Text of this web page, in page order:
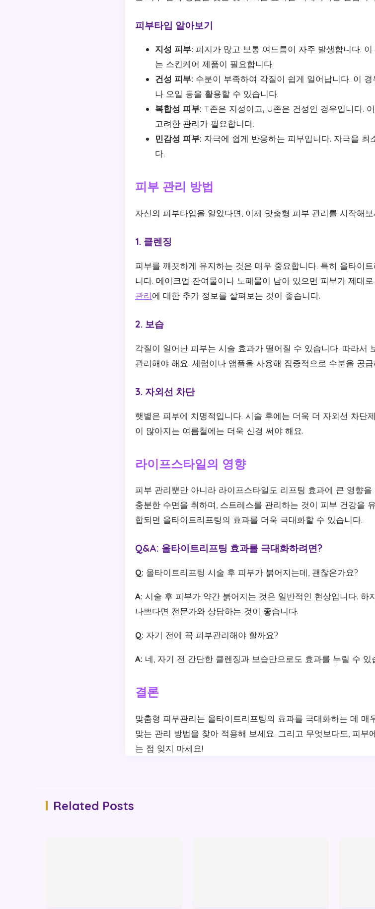
피부타입 알아보기
지성 피부: 피지가 많고 보통 여드름이 자주 발생합니다.
는 스킨케어 제품이 필요합니다.
건성 피부: 수분이 부족하여 각질이 쉽게 일어납니다. 이
나 오일 등을 활용할 수 있습니다.
복합성 피부: T존은 지성이고, U존은 건성인 경우입니다.
고려한 관리가 필요합니다.
민감성 피부: 자극에 쉽게 반응하는 피부입니다. 자극을
다.
피부 관리 방법
자신의 피부타입을 알았다면, 이제 맞춤형 피부 관리를 시작해
1. 클렌징
피부를 깨끗하게 유지하는 것은 매우 중요합니다. 특히 올타이
니다. 메이크업 잔여물이나 노폐물이 남아 있으면 피부가 제대
관리에 대한 추가 정보를 살펴보는 것이 좋습니다.
2. 보습
각질이 일어난 피부는 시술 효과가 떨어질 수 있습니다. 따라서
관리해야 해요. 세럼이나 앰플을 사용해 집중적으로 수분을 공
3. 자외선 차단
햇볕은 피부에 치명적입니다. 시술 후에는 더욱 더 자외선 차단
이 많아지는 여름철에는 더욱 신경 써야 해요.
라이프스타일의 영향
피부 관리뿐만 아니라 라이프스타일도 리프팅 효과에 큰 영향
충분한 수면을 취하며, 스트레스를 관리하는 것이 피부 건강을
합되면 올타이트리프팅의 효과를 더욱 극대화할 수 있습니다.
Q&A: 올타이트리프팅 효과를 극대화하려면?
Q: 올타이트리프팅 시술 후 피부가 붉어지는데, 괜찮은가요?
A: 시술 후 피부가 약간 붉어지는 것은 일반적인 현상입니다. 하
나쁘다면 전문가와 상담하는 것이 좋습니다.
Q: 자기 전에 꼭 피부관리해야 할까요?
A: 네, 자기 전 간단한 클렌징과 보습만으로도 효과를 누릴 수
결론
맞춤형 피부관리는 올타이트리프팅의 효과를 극대화하는 데 매
맞는 관리 방법을 찾아 적용해 보세요. 그리고 무엇보다도, 피
는 점 잊지 마세요!
Related Posts